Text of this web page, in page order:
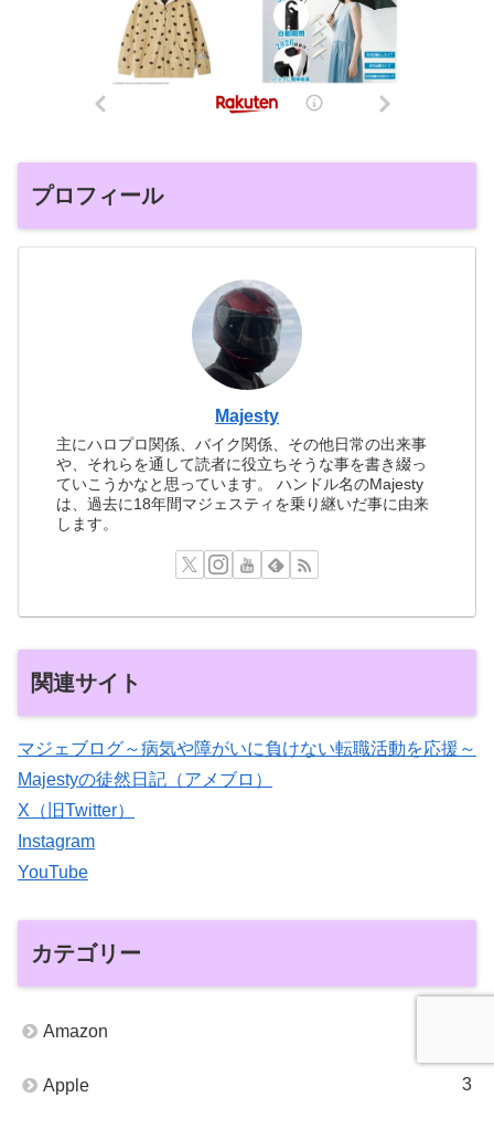
プロフィール
Majesty
主にハロプロ関係、バイク関係、その他日常の出来事
や、それらを通して読者に役立ちそうな事を書き綴っ
ていこうかなと思っています。 ハンドル名のMajesty
は、過去に18年間マジェスティを乗り継いだ事に由来
します。
関連サイト
マジェブログ～病気や障がいに負けない転職活動を応援～
Majestyの徒然日記（アメブロ）
X（旧Twitter）
Instagram
YouTube
カテゴリー
Amazon
Apple 3